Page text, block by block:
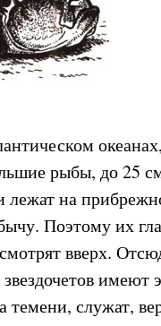
рыбы, до 25
на
Поэтому их
вверх.
имеют
темени, служат,